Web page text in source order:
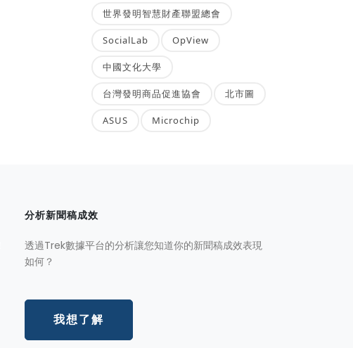
世界發明智慧財產聯盟總會
SocialLab OpView
中國文化大學
台灣發明商品促進協會 北市圖
ASUS Microchip
分析新聞稿成效
透過Trek數據平台的分析讓您知道你的新聞稿成效表現
如何？
我想了解